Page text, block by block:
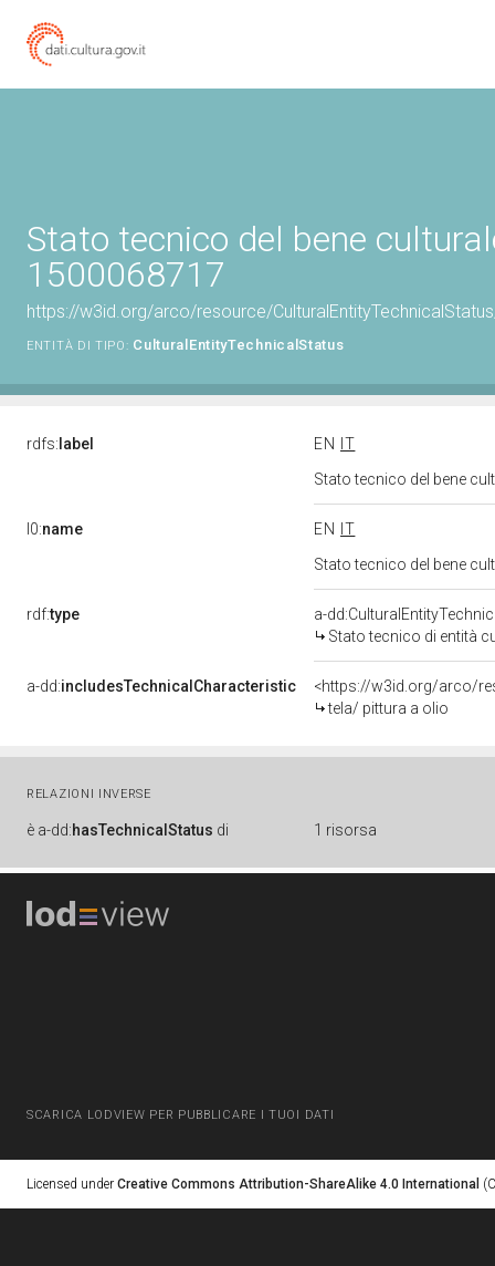
Stato tecnico del bene
1500068717
https://w3id.org/arco/resource/
ENTITÀ DI TIPO: CulturalEntityTechnicalStatus
rdfs: label EN
IT
Stato tecnico del bene
l0:name EN
IT
Stato tecnico del bene
rdf:type
a-
Stato tecnico di entità
a-dd:includesTechnicalCharacteristic
<https://w3id.org/arco/
tela/ pittura a olio
RELAZIONI INVERSE
è a-dd:hasTechnicalStatus di 1 risorsa
SCARICA LODVIEW PER PUBBLICARE I TUOI DATI
Licensed under Creative Commons Attribution-ShareAlike 4.0 International